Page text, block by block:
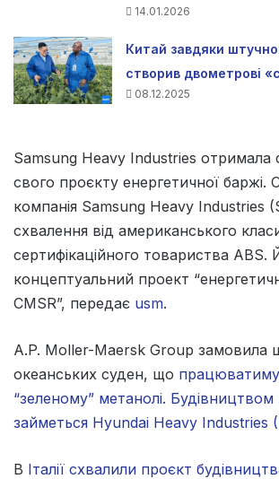
14.01.2026
Китай завдяки
створив двометрові
08.12.2025
Samsung Heavy Industries отримала
свого проєкту енергетичної баржі.
компанія Samsung Heavy Industries
схвалення від американського
сертифікаційного товариства ABS.
концептуальний проект
CMSR”, передає usm.
A.P. Moller-Maersk Group замовила
океанських суден, що
“зеленому” метанолі. Будівництвом
займеться Hyundai Heavy Industries
В Італії схвалили проєкт